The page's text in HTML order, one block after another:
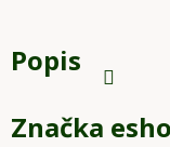
Popis
Značka